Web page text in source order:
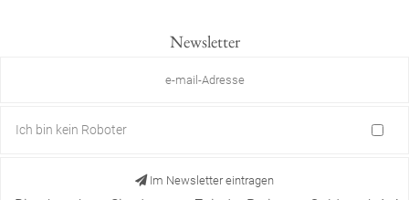
Newsletter
Ich bin kein Roboter
Im Newsletter eintragen